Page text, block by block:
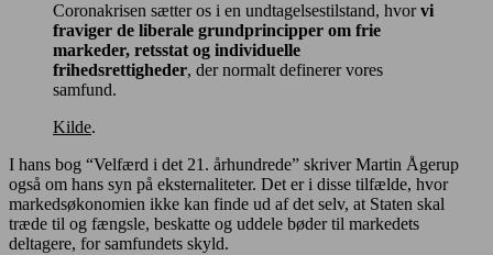
Coronakrisen sætter os i en undtagelsestilstand, hvorvi
fraviger de liberale grundprincipper om frie
markeder, retsstat og individuelle
frihedsrettigheder, der normalt definerer vores
samfund.
Kilde.
I hans bog “Velfærd i det 21. århundrede” skriver Martin Ågerup
også om hans syn på eksternaliteter. Det er i disse tilfælde, hvor
markedsøkonomien ikke kan finde ud af det selv, at Staten skal
træde til og fængsle, beskatte og uddele bøder til markedets
deltagere, for samfundets skyld.